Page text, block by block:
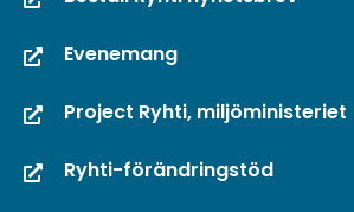
Evenemang
Project Ryhti, miljöministeriet
Ryhti-förändringstöd